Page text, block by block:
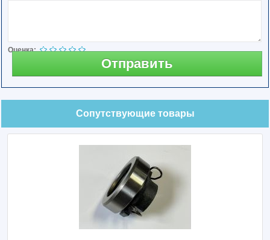
Оценка:
Отправить
Сопутствующие товары